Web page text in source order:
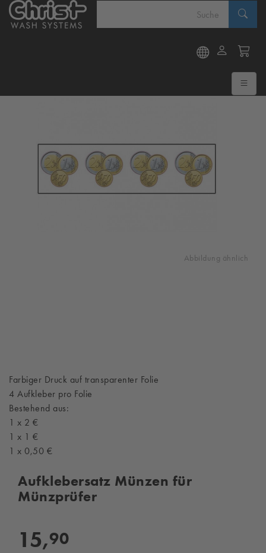
Abbildung ähnlich
Farbiger Druck auf transparenter Folie
4 Aufkleber pro Folie
Bestehend aus:
1 x 2 €
1 x 1 €
1 x 0,50 €
Aufklebersatz Münzen für
Münzprüfer
15,90